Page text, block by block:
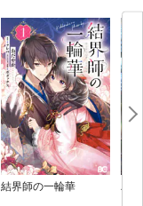
結界師の一輪華
バ